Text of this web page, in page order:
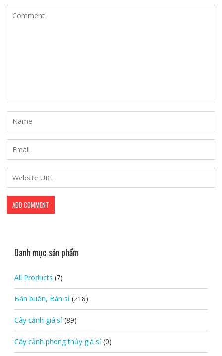
Danh mục sản phẩm
All Products (7)
Bán buôn, Bán sỉ (218)
Cây cảnh giá sỉ (89)
Cây cảnh phong thủy giá sỉ (0)